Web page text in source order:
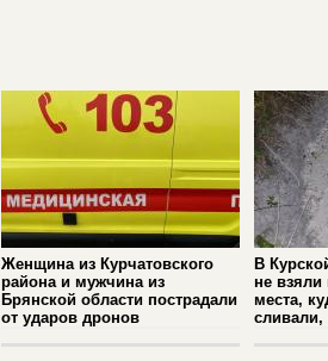
Женщина из Курчатовского
района и мужчина из
Брянской области пострадали
от ударов дронов
В
не
места,
сливали,